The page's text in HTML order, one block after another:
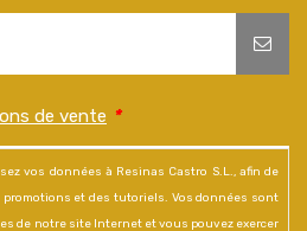
de vente *
vos données à Resinas Castro S.L., afin de
et des tutoriels. Vos données sont
de notre site Internet et vous pouvez exercer